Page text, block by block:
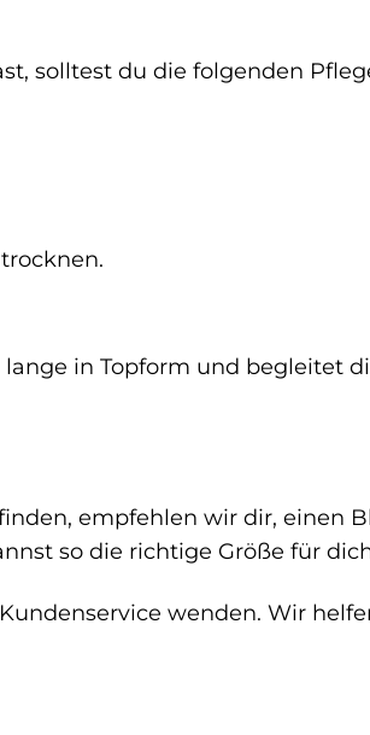
solltest du die folgenden
in Topform und begleitet
empfehlen wir dir, einen
so die richtige Größe für
wenden. Wir